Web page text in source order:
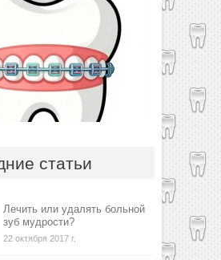
статьи
Лечить или удалять больной
зуб мудрости?
22 октября 2017 г.